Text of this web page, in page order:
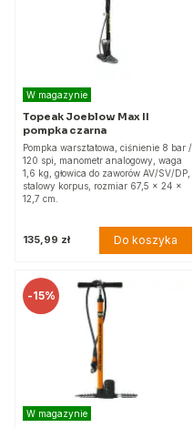
W magazynie
Topeak Joeblow Max II
pompka czarna
Pompka warsztatowa, ciśnienie 8 bar /
120 spi, manometr analogowy, waga
1,6 kg, głowica do zaworów AV/SV/DP,
stalowy korpus, rozmiar 67,5 x 24 x
12,7 cm.
135,99 zł Do koszyka
-15%
W magazynie